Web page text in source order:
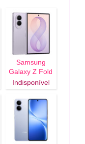
Samsung
Galaxy Z Fold
8 5G
Indisponível